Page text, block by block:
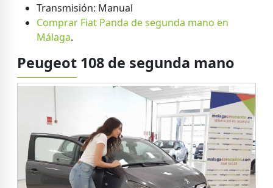
Transmisión: Manual
Comprar Fiat Panda de segunda mano en
Málaga.
Peugeot 108 de segunda mano